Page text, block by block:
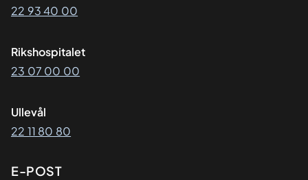
22 93 40 00
Rikshospitalet
23 07 00 00
Ullevål
22 11 80 80
E-POST